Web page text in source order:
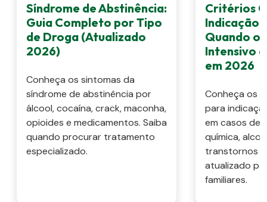
Síndrome de Abstinência:
Guia Completo por Tipo
de Droga (Atualizado
2026)
Conheça os sintomas da
síndrome de abstinência por
álcool, cocaína, crack, maconha,
opioides e medicamentos. Saiba
quando procurar tratamento
especializado.
Critérios
Indicação
Quando o
Intensivo
em 2026
Conheça os
para
em casos de
química,
transtornos
atualizado
familiares.